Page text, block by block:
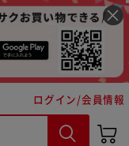
ログイン/会員情報